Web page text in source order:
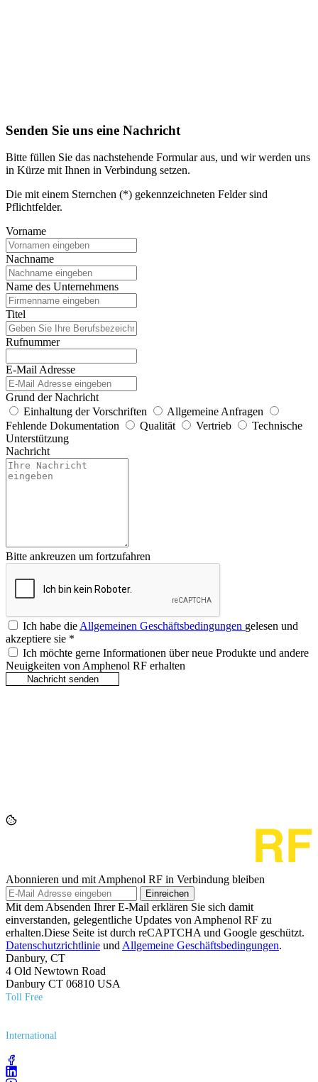
Senden Sie uns eine Nachricht
Bitte füllen Sie das nachstehende Formular aus, und wir werden uns
in Kürze mit Ihnen in Verbindung setzen.
Die mit einem Sternchen (*) gekennzeichneten Felder sind
Pflichtfelder.
Vorname
Nachname
Name des Unternehmens
Titel
Rufnummer
E-Mail Adresse
Grund der Nachricht
Einhaltung der Vorschriften
Allgemeine Anfragen
Fehlende Dokumentation
Qualität Vertrieb
Technische
Unterstützung
Nachricht
Bitte ankreuzen um fortzufahren
Ich habe dieAllgemeinen Geschäftsbedingungen gelesen und
akzeptiere sie *
Ich möchte gerne Informationen über neue Produkte und andere
Neuigkeiten von Amphenol RF erhalten
Abonnieren und mit Amphenol RF in Verbindung bleiben
Einreichen
Mit dem Absenden Ihrer E-Mail erklären Sie sich damit
einverstanden, gelegentliche Updates von Amphenol RF zu
erhalten.Diese Seite ist durch reCAPTCHA und Google geschützt.
Datenschutzrichtlinie und Allgemeine Geschäftsbedingungen.
Danbury, CT
4 Old Newtown Road
Danbury CT 06810 USA
Toll Free
International